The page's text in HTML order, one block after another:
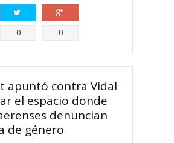
Compartir
0 Compartir
0
apuntó contra Vidal
el espacio donde
denuncian
de género